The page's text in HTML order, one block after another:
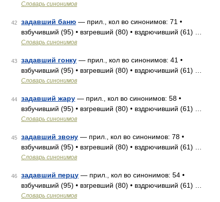
Словарь синонимов
42 задавший баню — прил., кол во синонимов: 71 •
взбучивший (95) • взгревший (80) • вздрючивший (61) …
Словарь синонимов
43 задавший гонку — прил., кол во синонимов: 41 •
взбучивший (95) • взгревший (80) • вздрючивший (61) …
Словарь синонимов
44 задавший жару — прил., кол во синонимов: 58 •
взбучивший (95) • взгревший (80) • вздрючивший (61) …
Словарь синонимов
45 задавший звону — прил., кол во синонимов: 78 •
взбучивший (95) • взгревший (80) • вздрючивший (61) …
Словарь синонимов
46 задавший перцу — прил., кол во синонимов: 54 •
взбучивший (95) • взгревший (80) • вздрючивший (61) …
Словарь синонимов